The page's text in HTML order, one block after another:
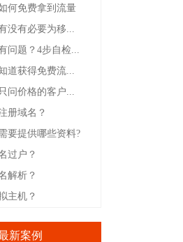
何免费拿到流量
没有必要为移...
问题？4步自检...
道获得免费流...
问价格的客户...
册域名？
要提供哪些资料?
过户？
解析？
主机？
新案例